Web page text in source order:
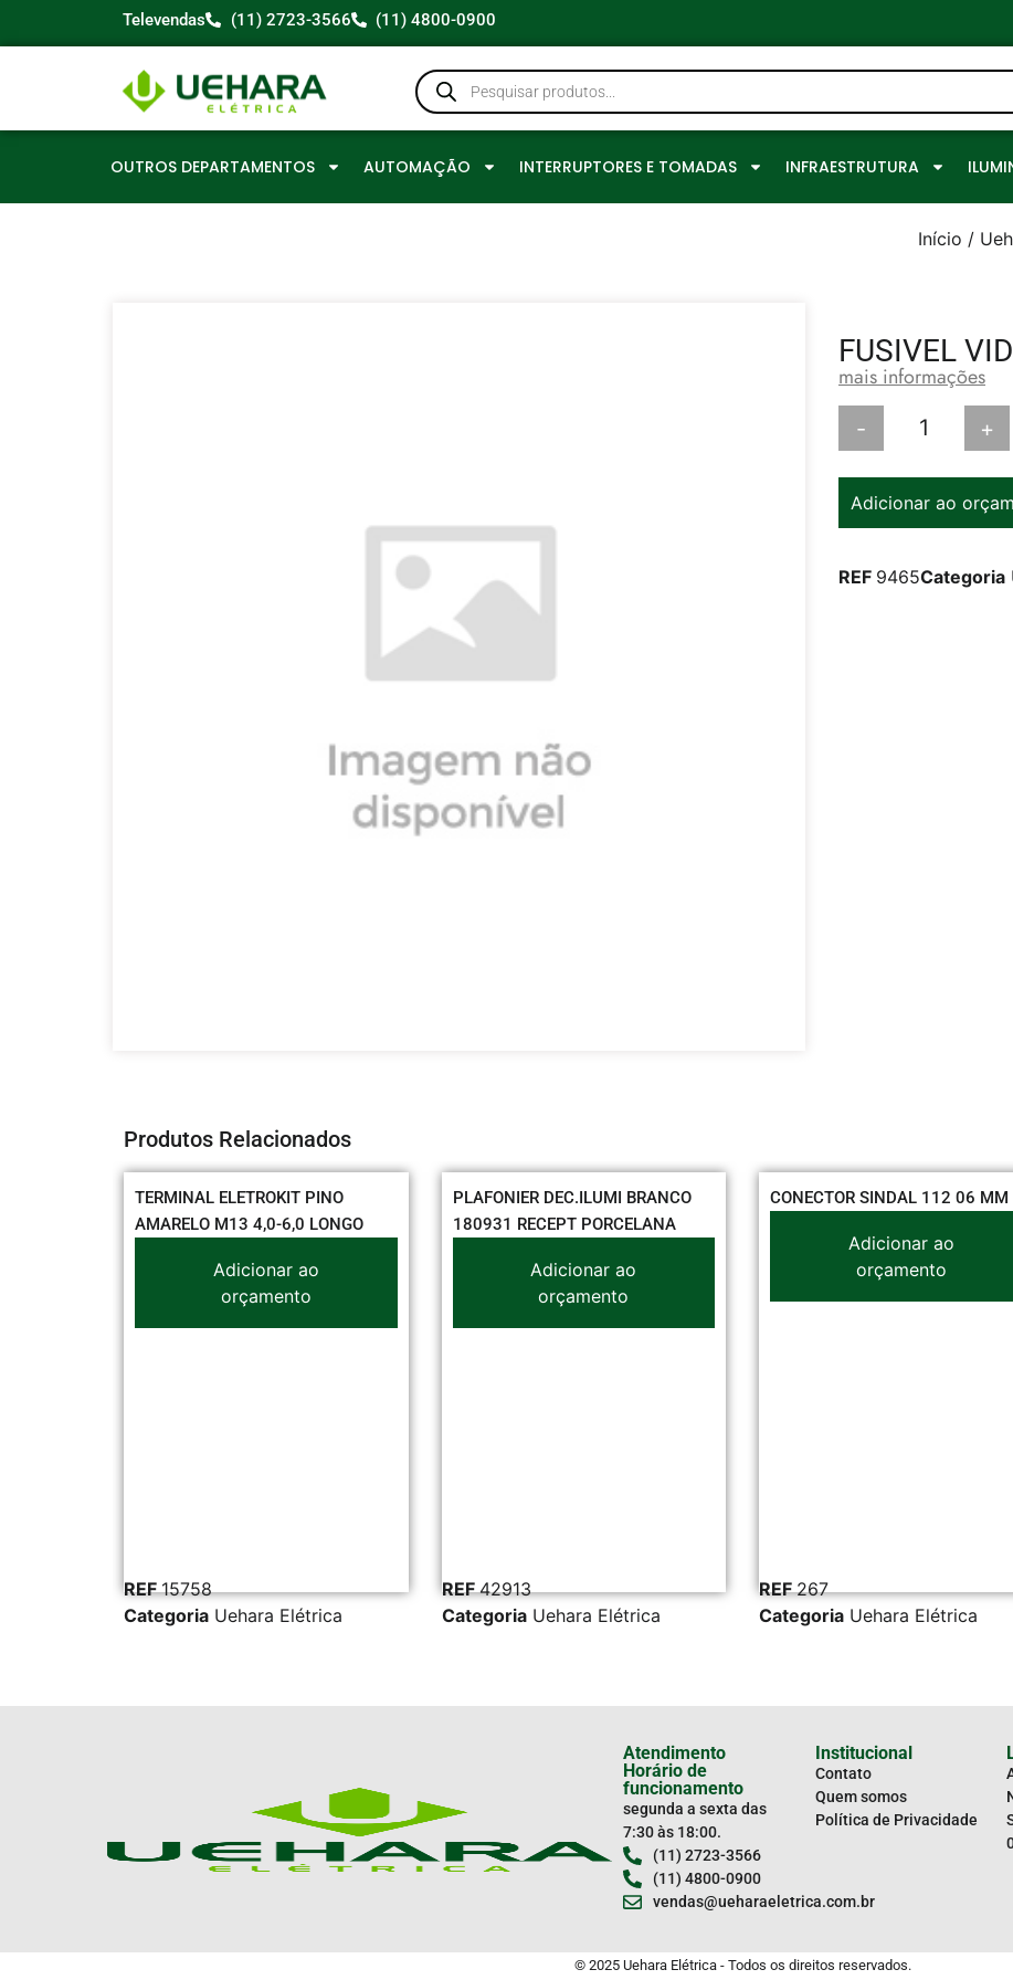
Televendas (11) 2723-3566 (11) 4800-0900
OUTROS DEPARTAMENTOS AUTOMAÇÃO INTERRUPTORES E TOMADAS INFRAESTRUTURA
Início /
FUSIVEL
mais informações
- +
Adicionar ao
REF 9465Categoria
Produtos Relacionados
TERMINAL ELETROKIT PINO
AMARELO M13 4,0-6,0 LONGO
Adicionar ao
orçamento
REF15758
Categoria Uehara Elétrica
PLAFONIER DEC.ILUMI BRANCO
180931 RECEPT PORCELANA
Adicionar ao
orçamento
REF42913
Categoria Uehara Elétrica
CONECTOR SINDAL 112 06 MM
Adicionar ao
orçamento
REF267
Categoria Uehara Elétrica
Atendimento
Horário de
funcionamento
segunda a sexta das
7:30 às 18:00.
(11) 2723-3566
(11) 4800-0900
vendas@ueharaeletrica.com.br
Institucional
Contato
Quem somos
Política de Privacidade
© 2025 Uehara Elétrica - Todos os direitos reservados.